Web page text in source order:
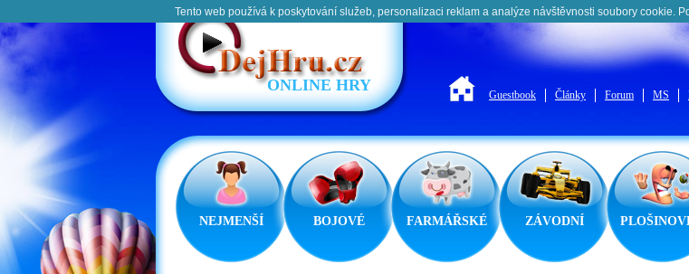
Tento web používá k poskytování služeb, personalizaci reklam a analýze návštěvnosti soubory cookie.
ONLINE HRY
Guestbook Články Forum MS
NEJMENŠÍ BOJOVÉ FARMÁŘSKÉ ZÁVODNÍ